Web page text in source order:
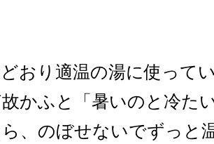
おり適温の湯に使って
かふと「暑いのと冷た
、のぼせないでずっと